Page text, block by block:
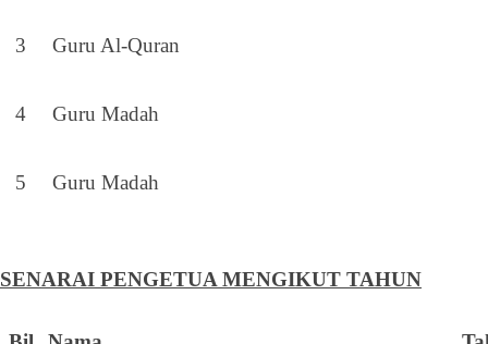
3 Guru Al-Quran
4 Guru Madah
5 Guru Madah
SENARAI PENGETUA MENGIKUT TAHUN